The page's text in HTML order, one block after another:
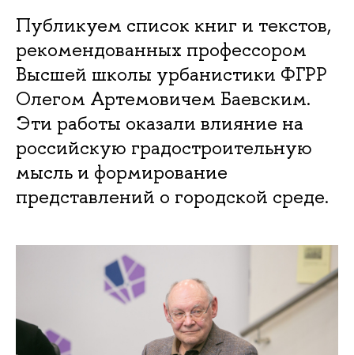
Публикуем список книг и текстов,
рекомендованных профессором
Высшей школы урбанистики ФГРР
Олегом Артемовичем Баевским.
Эти работы оказали влияние на
российскую градостроительную
мысль и формирование
представлений о городской среде.